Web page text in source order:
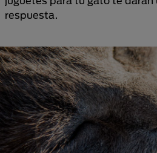
respuesta.